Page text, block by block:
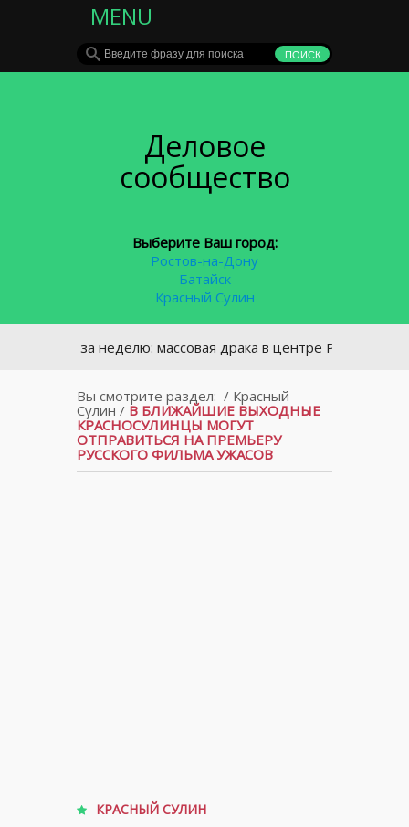
MENU
Деловое
сообщество
Выберите Ваш город:
Ростов-на-Дону
Батайск
Красный Сулин
за неделю: массовая драка в центре Ростова и
Вы смотрите раздел: / Красный
Сулин / В БЛИЖАЙШИЕ ВЫХОДНЫЕ
КРАСНОСУЛИНЦЫ МОГУТ
ОТПРАВИТЬСЯ НА ПРЕМЬЕРУ
РУССКОГО ФИЛЬМА УЖАСОВ
КРАСНЫЙ СУЛИН